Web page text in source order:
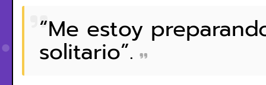
“Me estoy
solitario”.